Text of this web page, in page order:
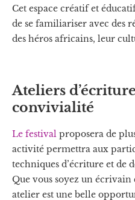
Cet espace créatif et
de se familiariser avec des
des héros africains, leur
Ateliers
convivialité
Le festival proposera de
activité permettra aux
techniques d’écriture et de
Que vous soyez un
atelier est une belle